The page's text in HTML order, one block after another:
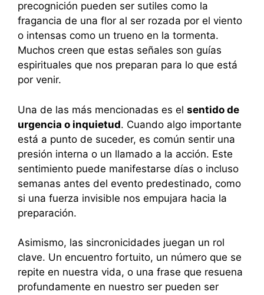
precognición pueden ser sutiles como la
fragancia de una flor al ser rozada por el viento
o intensas como un trueno en la tormenta.
Muchos creen que estas señales son guías
espirituales que nos preparan para lo que está
por venir.
Una de las más mencionadas es el sentido de
urgencia o inquietud. Cuando algo importante
está a punto de suceder, es común sentir una
presión interna o un llamado a la acción. Este
sentimiento puede manifestarse días o incluso
semanas antes del evento predestinado, como
si una fuerza invisible nos empujara hacia la
preparación.
Asimismo, las sincronicidades juegan un rol
clave. Un encuentro fortuito, un número que se
repite en nuestra vida, o una frase que resuena
profundamente en nuestro ser pueden ser